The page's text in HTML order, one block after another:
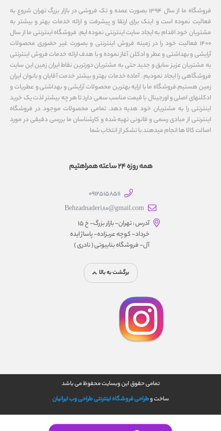
فروشگاه ما از سال ۱۳۹۴ بصورت عمده و تک فروشی در بازار بزرگ تهران شروع به
فعالیت نموده است و اینک برای ارتقا و پیشرفت و ارائه خدمات بهتر و بیشتر به
مشتریان خود اقدام به ایجاد سایت اینترنتی نموده ایم. فروشگاه اینترنتی ما از سال
1400 فعالیت خود را در زمینه فروش اینترنتی و بصورت غیر حضوری محصولات
آرایشی و بهداشتی و عطر و ادکلن آغاز نموده و با هدف ارائه خدمات فروش اینترنتی
به مشتریان عزیز سابق و جدید حتی به مشتریان دورترین نقاط ایران زمین این سایت
فروشگاهی را ایجاد نمودیم . آماده خدمات بهتر و بیشتر خدمت آقایان و بانوان ایران
زمین هستیم.فروشگاه ما با ارایه بهترین محصولات آرایشی و بهداشتی و عطریات و
ادکلنهای اصلی و اورجینال با قیمت مناسب سعی دارد تا هر چه بیشتر لذت یک خرید
اینترنتی را به مشتریان خود هدیه دهد. تمامی محصولات موجود در فروشگاه
اینترنتی از مبادی رسمی و قانونی تهیه شده و کارشناسان ما بررسی دقیقی در مورد
اصالت کالا ها انجام میدهند.با تشکر از انتخاب شما
همه روزه 24 ساعته همراهتیم
09125158511
Behzadnaderi80@gmail.com
آدرس : تهران- بازار بزرگ- خ ۱۵
خرداد- کوچه عربزاده- پاساژ ایده
آل- فروشگاه بنابیوتی ( نادری )
برگشت به بالا
تمامی حقوق این وبسایت محفوظ می باشد
ساخت وطراحی فروشگاه اینترنتیطراحی وب ایرانیان